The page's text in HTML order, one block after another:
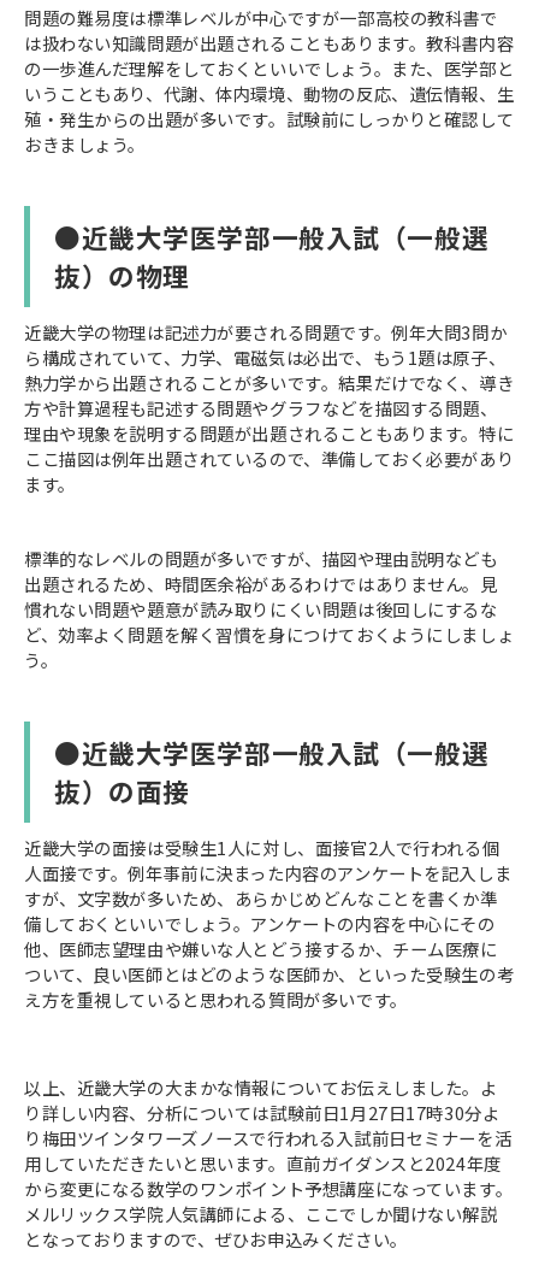
問題の難易度は標準レベルが中心ですが一部高校の教科書で
は扱わない知識問題が出題されることもあります。教科書内容
の一歩進んだ理解をしておくといいでしょう。また、医学部と
いうこともあり、代謝、体内環境、動物の反応、遺伝情報、生
殖・発生からの出題が多いです。試験前にしっかりと確認して
おきましょう。
●近畿大学医学部一般入試（一般選
抜）の物理
近畿大学の物理は記述力が要される問題です。例年大問3問か
ら構成されていて、力学、電磁気は必出で、もう1題は原子、
熱力学から出題されることが多いです。結果だけでなく、導き
方や計算過程も記述する問題やグラフなどを描図する問題、
理由や現象を説明する問題が出題されることもあります。特に
ここ描図は例年出題されているので、準備しておく必要があり
ます。
標準的なレベルの問題が多いですが、描図や理由説明なども
出題されるため、時間医余裕があるわけではありません。見
慣れない問題や題意が読み取りにくい問題は後回しにするな
ど、効率よく問題を解く習慣を身につけておくようにしましょ
う。
●近畿大学医学部一般入試（一般選
抜）の面接
近畿大学の面接は受験生1人に対し、面接官2人で行われる個
人面接です。例年事前に決まった内容のアンケートを記入しま
すが、文字数が多いため、あらかじめどんなことを書くか準
備しておくといいでしょう。アンケートの内容を中心にその
他、医師志望理由や嫌いな人とどう接するか、チーム医療に
ついて、良い医師とはどのような医師か、といった受験生の考
え方を重視していると思われる質問が多いです。
以上、近畿大学の大まかな情報についてお伝えしました。よ
り詳しい内容、分析については試験前日1月27日17時30分よ
り梅田ツインタワーズノースで行われる入試前日セミナーを活
用していただきたいと思います。直前ガイダンスと2024年度
から変更になる数学のワンポイント予想講座になっています。
メルリックス学院人気講師による、ここでしか聞けない解説
となっておりますので、ぜひお申込みください。